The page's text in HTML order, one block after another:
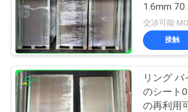
1.6mm
交渉可能
接触
リング バ
のシート
の再利用